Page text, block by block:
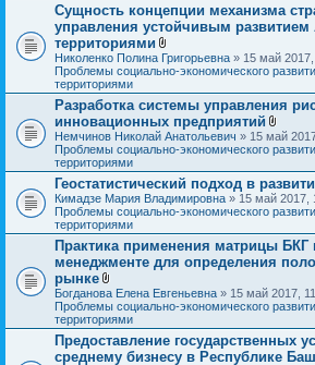
Сущность концепции механизма
управления устойчивым
территориями
В
л
ж
е
н
и
я
Николенко Полина Григорьевна » 15 май
Проблемы социально-экономического
территориями
Разработка системы управления
инновационных предприятий
В
л
ж
е
н
и
Немчинов Николай Анатольевич » 15 май
Проблемы социально-экономического
территориями
Геостатистический подход в
Кимадзе Мария Владимировна » 15 май 2017,
Проблемы социально-экономического
территориями
Практика применения матрицы БКГ
менеджменте для определения
рынке
В
л
о
ж
е
н
Богданова Елена Евгеньевна » 15 май 2017,
Проблемы социально-экономического
территориями
Предоставление государственных
среднему бизнесу в Республике